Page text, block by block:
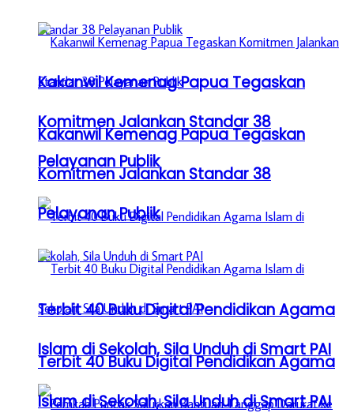
Kakanwil Kemenag Papua Tegaskan
Komitmen Jalankan Standar 38
Pelayanan Publik
Terbit 40 Buku Digital Pendidikan Agama
Islam di Sekolah, Sila Unduh di Smart PAI
Kakanwil Kemenag Papua Tegaskan
Komitmen Jalankan Standar 38
Pelayanan Publik
Terbit 40 Buku Digital Pendidikan Agama
Islam di Sekolah, Sila Unduh di Smart PAI